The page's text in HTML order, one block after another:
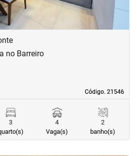
Código. 21546
Código. 21546
no Barreiro
3
4
Vaga(s)
2
banho(s)